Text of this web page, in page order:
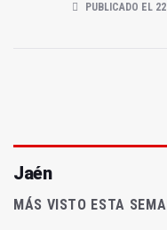
PUBLICADO EL
Jaén
MÁS VISTO ESTA